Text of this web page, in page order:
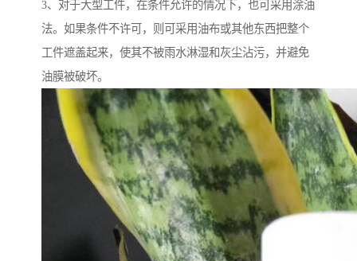
3、对于大型工件，在条件允许的情况下，也可采用涂油
法。如果条件不许可，则可采用油布或其他东西把整个
工件遮盖起来，使其不被雨水淋湿和灰尘沾污，并避免
油膜被破坏。